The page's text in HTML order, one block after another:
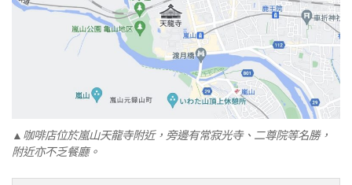
▲咖啡店位於嵐山天龍寺附近，旁邊有常寂光寺、二尊院等名勝，
附近亦不乏餐廳。